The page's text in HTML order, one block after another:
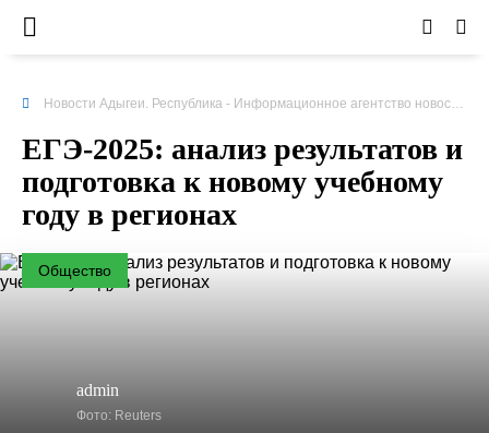
Новости Адыгеи. Республика - Информационное агентство новостей
ЕГЭ-2025: анализ результатов и
подготовка к новому учебному
году в регионах
Общество
admin
Фото: Reuters